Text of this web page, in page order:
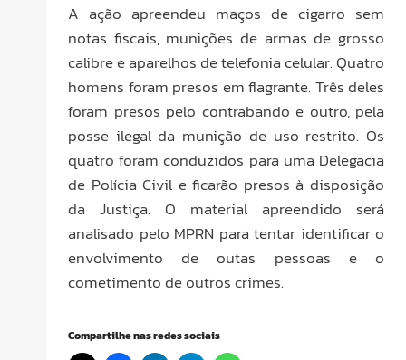
A ação apreendeu maços de cigarro sem
notas fiscais, munições de armas de grosso
calibre e aparelhos de telefonia celular. Quatro
homens foram presos em flagrante. Três deles
foram presos pelo contrabando e outro, pela
posse ilegal da munição de uso restrito. Os
quatro foram conduzidos para uma Delegacia
de Polícia Civil e ficarão presos à disposição
da Justiça. O material apreendido será
analisado pelo MPRN para tentar identificar o
envolvimento de outas pessoas e o
cometimento de outros crimes.
Compartilhe nas redes sociais